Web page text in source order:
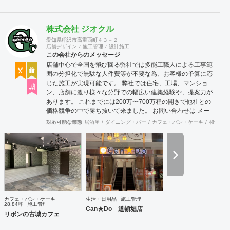
株式会社 ジオクル
愛知県稲沢市高重西町４３－２
店舗デザイン
施工管理 設計施工
この会社からのメッセージ
店舗中心で全国を飛び回る弊社では多能工職人による工事範
囲の分担化で無駄な人件費等が不要な為、お客様の予算に応
じた施工が実現可能です。 弊社では住宅、工場、マンショ
ン、店舗に渡り様々な分野での幅広い建築経験や、提案力が
あります。 これまでには200万〜700万程の開きで他社との
価格競争の中で勝ち抜いて来ました。 お問い合わせは メー
ル（tenperhide31@icloud.com）からも承ります。 その他：
対応可能な業態 居酒屋 ダイニング・バー カフェ・パン・ケーキ 和食・
カフェ・パン・ケーキ
28.84坪
施工管理
リボンの古城カフェ
生活・日用品 施工管理
Can★Do 道頓堀店